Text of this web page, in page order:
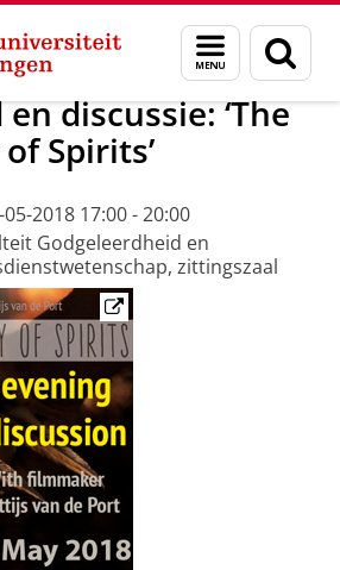
Menu
en
zoeken
en Maatschappij Agenda
discussie: ‘The
Spirits’
2018 17:00 - 20:00
Godgeleerdheid en
zittingszaal